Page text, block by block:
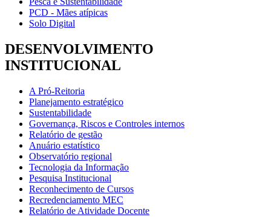
PCD - Mães atípicas
Solo Digital
DESENVOLVIMENTO
INSTITUCIONAL
A Pró-Reitoria
Planejamento estratégico
Sustentabilidade
Governança, Riscos e Controles internos
Relatório de gestão
Anuário estatístico
Observatório regional
Tecnologia da Informação
Pesquisa Institucional
Reconhecimento de Cursos
Recredenciamento MEC
Relatório de Atividade Docente